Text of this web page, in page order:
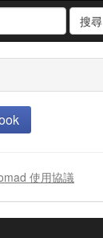
搜尋
使用協議